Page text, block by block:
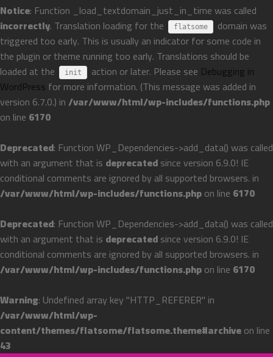
Notice: Function _load_textdomain_just_in_time was called
incorrectly. Translation loading for the flatsome
domain was
triggered too early. This is usually an indicator for some code in
the plugin or theme running too early. Translations should be
loaded at the
init action or later. Please see Debugging in
WordPress for more information. (This message was added in
version 6.7.0.) in/var/www/html/wp-includes/functions.php
on line 6170
Deprecated: Function WP_Dependencies->add_data() was called
with an argument that is deprecatedsince version 6.9.0! IE
conditional comments are ignored by all supported browsers. in
/var/www/html/wp-includes/functions.phpon line 6170
Deprecated: Function WP_Dependencies->add_data() was called
with an argument that is deprecatedsince version 6.9.0! IE
conditional comments are ignored by all supported browsers. in
/var/www/html/wp-includes/functions.phpon line 6170
Warning: Undefined array key "HTTP_REFERER" in
/var/www/html/wp-
content/themes/flatsome/flatsome.theme#archiveon line
43